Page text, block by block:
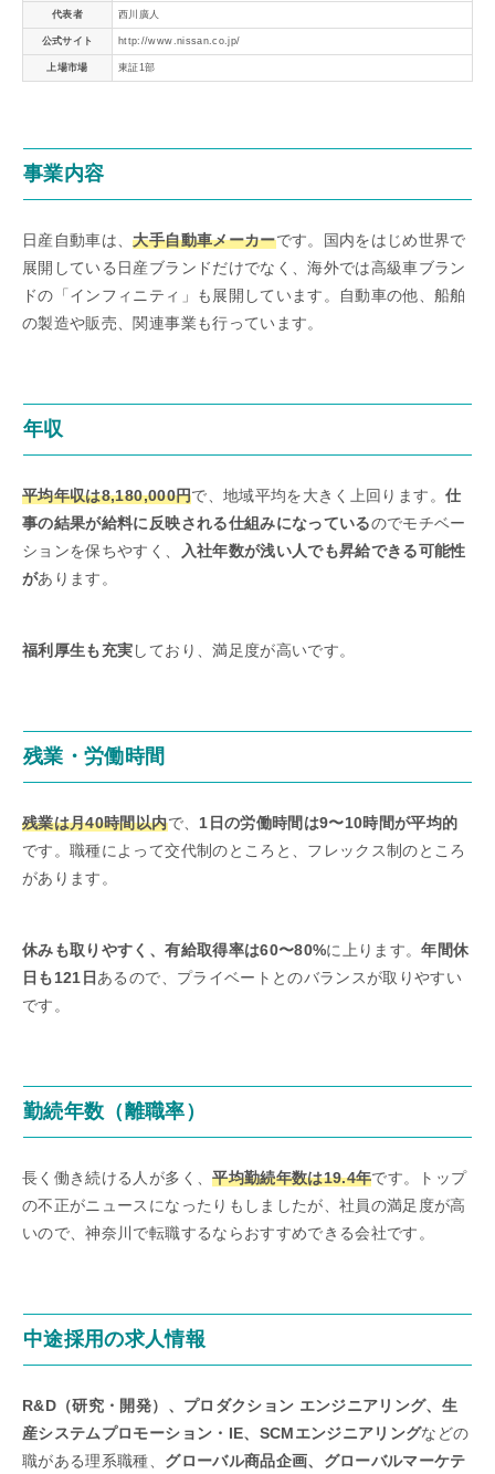
代表者 西川廣人
公式サイト http://www.nissan.co.jp/
上場市場 東証1部
事業内容
日産自動車は、大手自動車メーカーです。国内をはじめ世界で
展開している日産ブランドだけでなく、海外では高級車ブラン
ドの「インフィニティ」も展開しています。自動車の他、船舶
の製造や販売、関連事業も行っています。
年収
平均年収は8,180,000円で、地域平均を大きく上回ります。 仕
事の結果が給料に反映される仕組みになっているのでモチベー
ションを保ちやすく、
入社年数が浅い人でも昇給できる可能性
があります。
福利厚生も充実しており、満足度が高いです。
残業・労働時間
残業は月40時間以内で、 1日の労働時間は9〜10時間が平均的
です。職種によって交代制のところと、フレックス制のところ
があります。
休みも取りやすく、有給取得率は60〜80%に上ります。年間休
日も121日あるので、プライベートとのバランスが取りやすい
です。
勤続年数（離職率）
長く働き続ける人が多く、平均勤続年数は19.4年です。トップ
の不正がニュースになったりもしましたが、社員の満足度が高
いので、神奈川で転職するならおすすめできる会社です。
中途採用の求人情報
R&D（研究・開発）、プロダクション エンジニアリング、生
産システムプロモーション・IE、SCMエンジニアリングなどの
職がある理系職種、 グローバル商品企画、グローバルマーケテ